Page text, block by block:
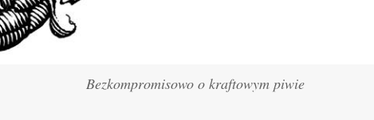
Bezkompromisowo o kraftowym piwie